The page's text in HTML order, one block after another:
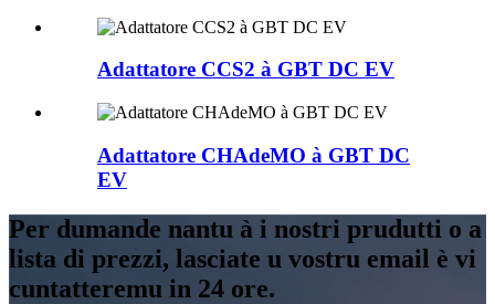
Adattatore CCS2 à GBT DC EV
Adattatore CHAdeMO à GBT DC
EV
Per dumande nantu à i nostri prudutti o a
lista di prezzi, lasciate u vostru email è vi
cuntatteremu in 24 ore.